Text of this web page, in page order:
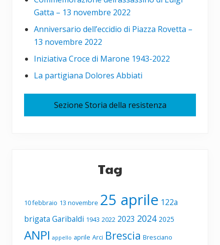
Gatta – 13 novembre 2022
Anniversario dell’eccidio di Piazza Rovetta –
13 novembre 2022
Iniziativa Croce di Marone 1943-2022
La partigiana Dolores Abbiati
Sezione Storia della resistenza
Tag
10 febbraio 13 novembre 25 aprile 122a
brigata Garibaldi 1943 2022 2023 2024 2025
ANPI appello aprile Arci Brescia Bresciano